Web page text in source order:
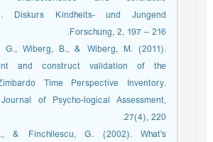
Diskurs Kindheits- und Jungend
Forschung, 2, 197 – 216.
G., Wiberg, B., & Wiberg, M. (2011).
and construct validation of the
Time Perspective Inventory.
of Psycho-logical Assessment,
27(4), 220.
& Finchilescu, G. (2002). What's